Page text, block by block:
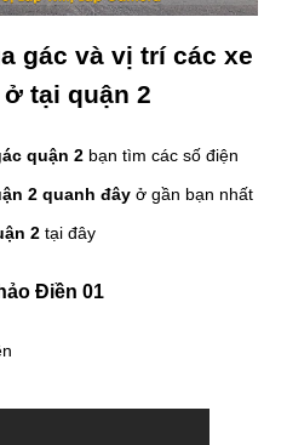
gác và vị trí các xe
tại quận 2
quận 2 bạn tìm các số điện
2 quanh đây ở gần bạn nhất
2 tại đây
Điền 01